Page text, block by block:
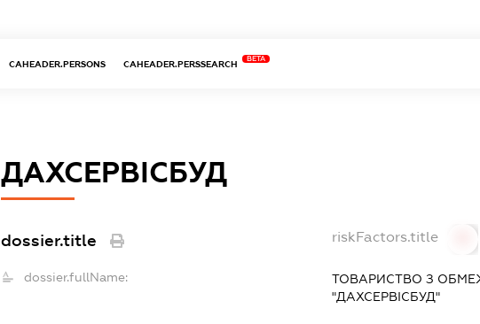
CAHEADER.PERSONS CAHEADER.PERSSEARCH
BETA
ДАХСЕРВІСБУД
dossier.title riskFactors.title
dossier.fullName:
ТОВАРИСТВО З
"ДАХСЕРВІСБУД"